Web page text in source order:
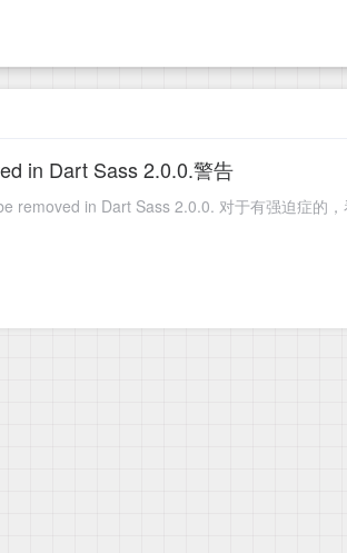
in Dart Sass 2.0.0.警告
对于有强迫症的，看到这一片肯定很